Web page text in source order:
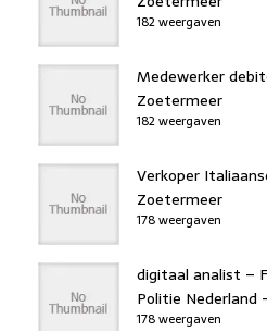
182 weergaven
Medewerker
Zoetermeer
182 weergaven
Verkoper
Zoetermeer
178 weergaven
digitaal analist –
Politie Nederland
178 weergaven